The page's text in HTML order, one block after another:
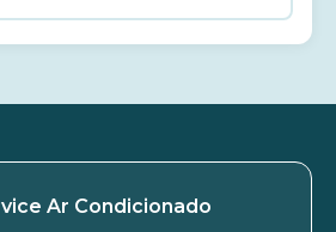
Ar Condicionado